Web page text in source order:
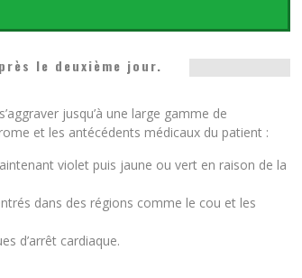
le deuxième jour.
jusqu’à une large gamme de
et les antécédents médicaux du patient :
violet puis jaune ou vert en raison de la
dans des régions comme le cou et les
d’arrêt cardiaque.